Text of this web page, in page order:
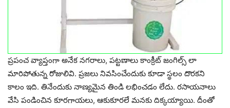
ప్రపంచ వ్యాప్తంగా అనేక నగరాలు, పట్టణాలు కాంక్రీట్ జంగిల్స్ లా
మారిపోతున్న రోజులివి. ప్రజలు నివసించేందుకు కూడా స్థలం దొరకని
కాలం ఇది. తినేందుకు నాణ్యమైన తిండి లభించడం లేదు. రసాయనాలు
వేసి పండించిన కూరగాయలు, ఆకుకూరలే మనకు దిక్కయ్యాయి. దీంతో